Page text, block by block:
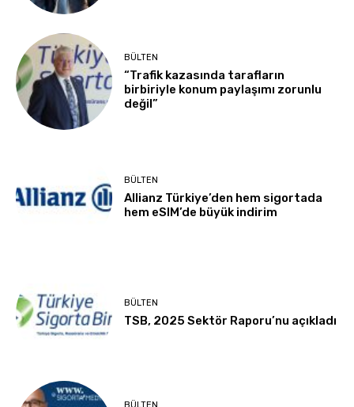
BÜLTEN
“Trafik kazasında tarafların
birbiriyle konum paylaşımı zorunlu
değil”
BÜLTEN
Allianz Türkiye’den hem sigortada
hem eSIM’de büyük indirim
BÜLTEN
TSB, 2025 Sektör Raporu’nu açıkladı
BÜLTEN